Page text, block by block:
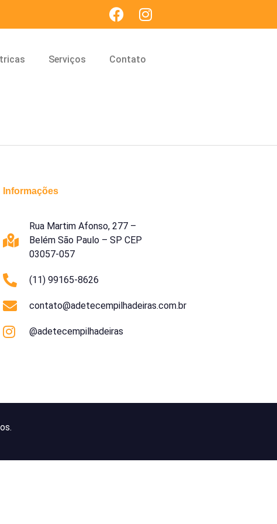
Serviços Contato
Informações
Rua Martim Afonso, 277 –
Belém São Paulo – SP CEP
03057-057
(11) 99165-8626
contato@adetecempilhadeiras.com.br
@adetecempilhadeiras